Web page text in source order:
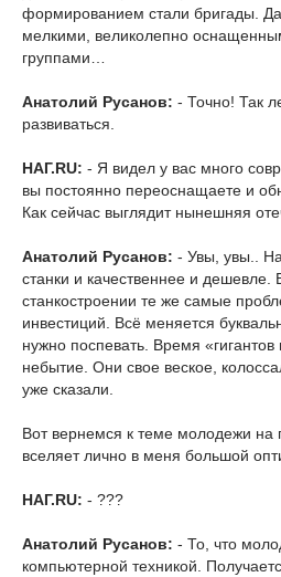
формированием стали бригады.
мелкими, великолепно
группами…
Анатолий Русанов: - Точно! Так
развиваться.
НАГ.RU: - Я видел у вас много
вы постоянно переоснащаете и
Как сейчас выглядит нынешняя
Анатолий Русанов: - Увы, увы..
станки и качественнее и дешевле.
станкостроении те же самые
инвестиций. Всё меняется
нужно поспевать. Время «гигантов
небытие. Они свое веское,
уже сказали.
Вот вернемся к теме молодежи на
вселяет лично в меня большой
НАГ.RU: - ???
Анатолий Русанов: - То, что
компьютерной техникой.